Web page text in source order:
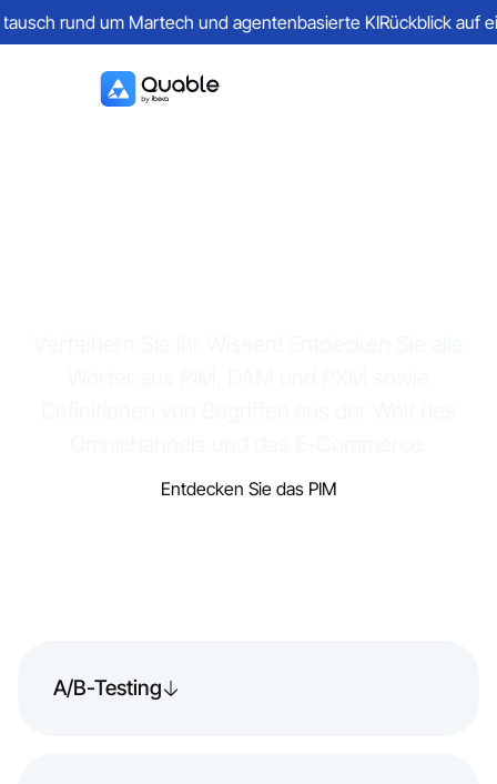
rund um Martech und agentenbasierte KIRückblick auf
Entdecken Sie das PIM
A/B-Testing